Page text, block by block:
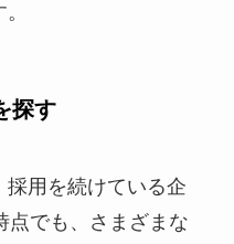
探す
採用を続けている企
点でも、さまざまな